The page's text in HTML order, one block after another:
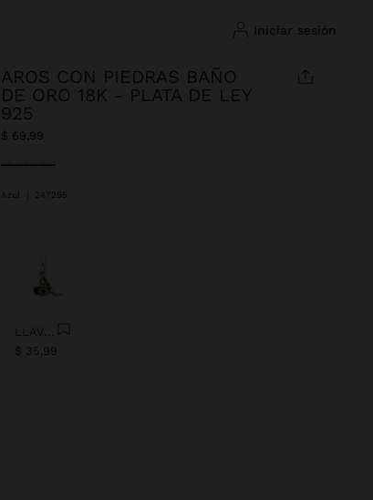
iniciar sesión
AROS CON PIEDRAS BAÑO
DE ORO 18K - PLATA DE LEY
925
$ 69,99
Seleccionado
247295
$ 35,99